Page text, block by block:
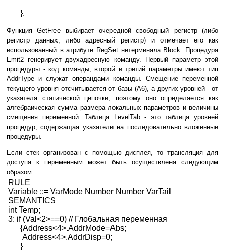
}.
Функция GetFree выбирает очередной свободный регистр (либо
регистр данных, либо адресный регистр) и отмечает его как
использованный в атрибуте RegSet нетерминала Block. Процедура
Emit2 генерирует двухадресную команду. Первый параметр этой
процедуры - код команды, второй и третий параметры имеют тип
AddrType и служат операндами команды. Смещение переменной
текущего уровня отсчитывается от базы (А6), а других уровней - от
указателя статической цепочки, поэтому оно определяется как
алгебраическая сумма размера локальных параметров и величины
смещения переменной. Таблица LevelTab - это таблица уровней
процедур, содержащая указатели на последовательно вложенные
процедуры.
Если стек организован с помощью дисплея, то трансляция для
доступа к переменным может быть осуществлена следующим
образом:
RULE
Variable ::= VarMode Number Number VarTail
SEMANTICS
int Temp;
3: if (Val<2>==0) // Глобальная переменная
{Address<4>.AddrMode=Abs;
Address<4>.AddrDisp=0;
}